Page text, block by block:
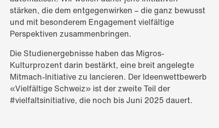
stärken, die dem entgegenwirken – die ganz bewusst
und mit besonderem Engagement vielfältige
Perspektiven zusammenbringen.
Die Studienergebnisse haben das Migros-
Kulturprozent darin bestärkt, eine breit angelegte
Mitmach-Initiative zu lancieren. Der Ideenwettbewerb
«Vielfältige Schweiz» ist der zweite Teil der
#vielfaltsinitiative, die noch bis Juni 2025 dauert.